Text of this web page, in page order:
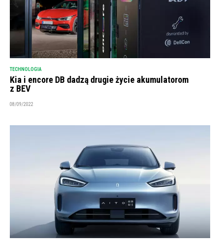
TECHNOLOGIA
Kia i encore DB dadzą drugie życie akumulatorom
z BEV
08/09/2022